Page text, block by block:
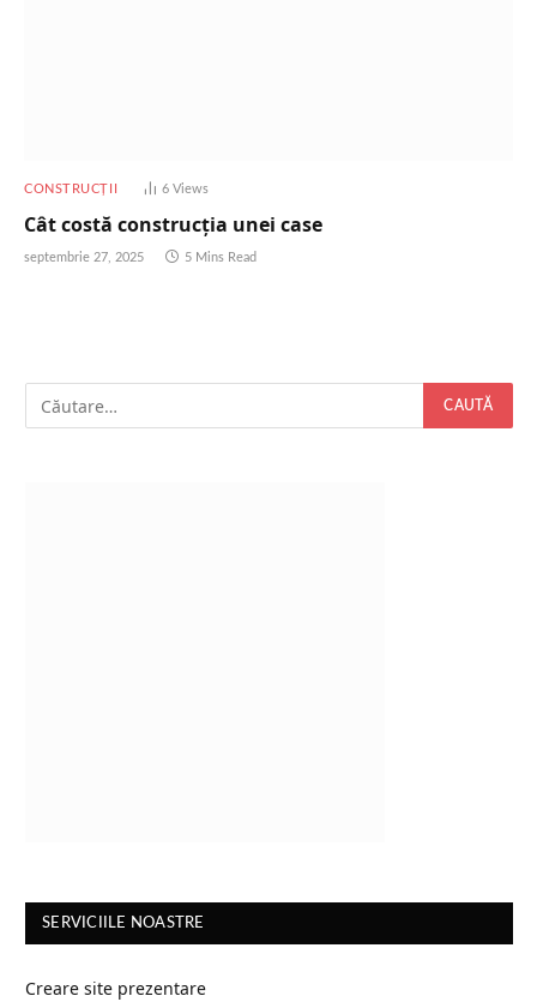
CONSTRUCȚII 6Views
Cât costă construcția unei case
septembrie 27, 2025 5 Mins Read
SERVICIILE NOASTRE
Creare site prezentare